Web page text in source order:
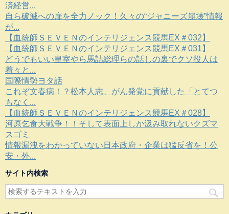
済経営...
自ら破滅への扉を全力ノック！久々の“ジャニーズ崩壊”情報
が...
【血統師ＳＥＶＥＮのインテリジェンス競馬EX＃032】
【血統師ＳＥＶＥＮのインテリジェンス競馬EX＃031】
どうでもいい皇室やら馬詰総理らの話しの裏でクソ役人は
着々と...
国際情勢ヨタ話
これぞ文春病！？松本人志、がん発覚に貢献した「とてつ
もなく...
【血統師ＳＥＶＥＮのインテリジェンス競馬EX＃028】
河原乞食大戦争！！そして表面上しか汲み取れないクズマ
スゴミ
情報漏洩をわかっていない日本政府・企業は猛反省を！公
安・外...
サイト内検索